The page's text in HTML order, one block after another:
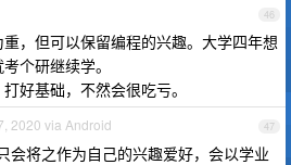
46
，但可以保留编程的兴趣。大学四年想
个研继续学。
好基础，不然会很吃亏。
47
2020 via Android
会将之作为自己的兴趣爱好，会以学业